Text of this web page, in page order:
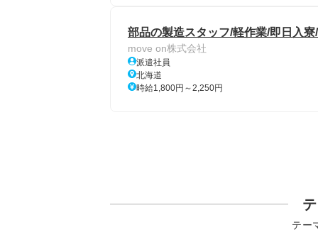
部品の製造スタッフ/軽作業/即日入
move on株式会社
派遣社員
北海道
時給1,800円～2,250円
テー